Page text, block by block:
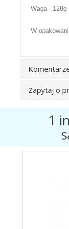
Waga - 128g
W
Zapytaj o
1